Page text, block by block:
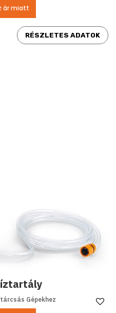
ár miatt
RÉSZLETES ADATOK
Gépekhez